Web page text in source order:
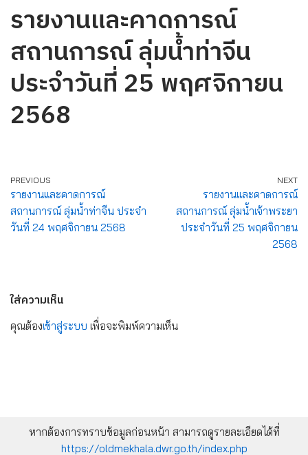
รายงานและคาดการณ์
สถานการณ์ ลุ่มน้ำท่าจีน
ประจำวันที่ 25 พฤศจิกายน
2568
PREVIOUS
รายงานและคาดการณ์
สถานการณ์ ลุ่มน้ำท่าจีน ประจำ
วันที่ 24 พฤศจิกายน 2568
NEXT
รายงานและคาดการณ์
สถานการณ์ ลุ่มน้ำเจ้าพระยา
ประจำวันที่ 25 พฤศจิกายน
2568
ใส่ความเห็น
คุณต้องเข้าสู่ระบบ เพื่อจะพิมพ์ความเห็น
หากต้องการทราบข้อมูลก่อนหน้า สามารถดูรายละเอียดได้ที่
https://oldmekhala.dwr.go.th/index.php